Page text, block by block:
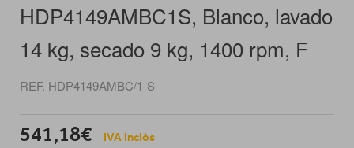
HDP4149AMBC1S, Blanco, lavado
14 kg, secado 9 kg, 1400 rpm, F
REF. HDP4149AMBC/1-S
541,18€ IVA inclòs